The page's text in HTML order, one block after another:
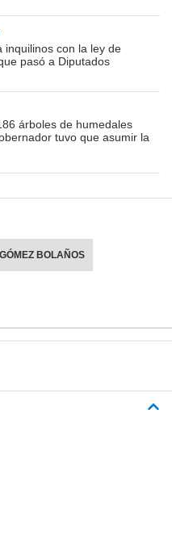
inquilinos con la ley de
pasó a Diputados
árboles de humedales
tuvo que asumir la
BOLAÑOS